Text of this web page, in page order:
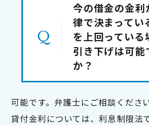
今の借金の金利
律で決まってい
を上回っている
引き下げは可能
か？
可能です。弁護士にご相談ください
貸付金利については、利息制限法